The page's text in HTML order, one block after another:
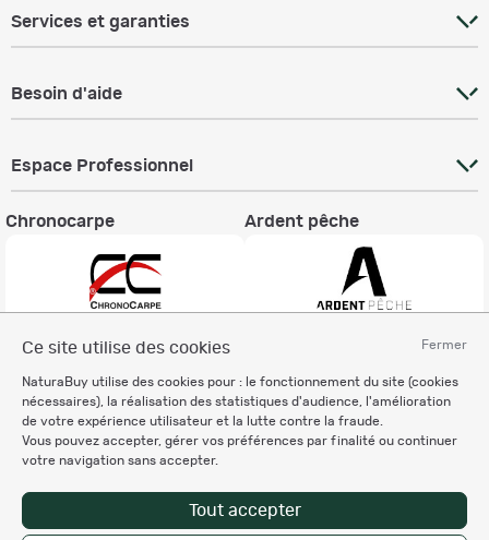
Fermer
Ce site utilise des cookies
NaturaBuy utilise des cookies pour : le fonctionnement du site (cookies
nécessaires), la réalisation des statistiques d'audience, l'amélioration
de votre expérience utilisateur et la lutte contre la fraude.
Vous pouvez accepter, gérer vos préférences par finalité ou continuer
votre navigation sans accepter.
Tout accepter
Services et garanties
Besoin d'aide
Espace Professionnel
Chronocarpe Ardent pêche
Charte éthique
Mentions légales
Règlement & Conditions d'utilisation
Politique de protection
des données personnelles
Personnalisation des cookies